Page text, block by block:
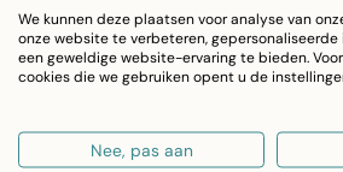
We kunnen deze plaatsen voor analyse van
onze website te verbeteren,
een geweldige website-ervaring te bieden.
cookies die we gebruiken opent u de
Nee, pas aan